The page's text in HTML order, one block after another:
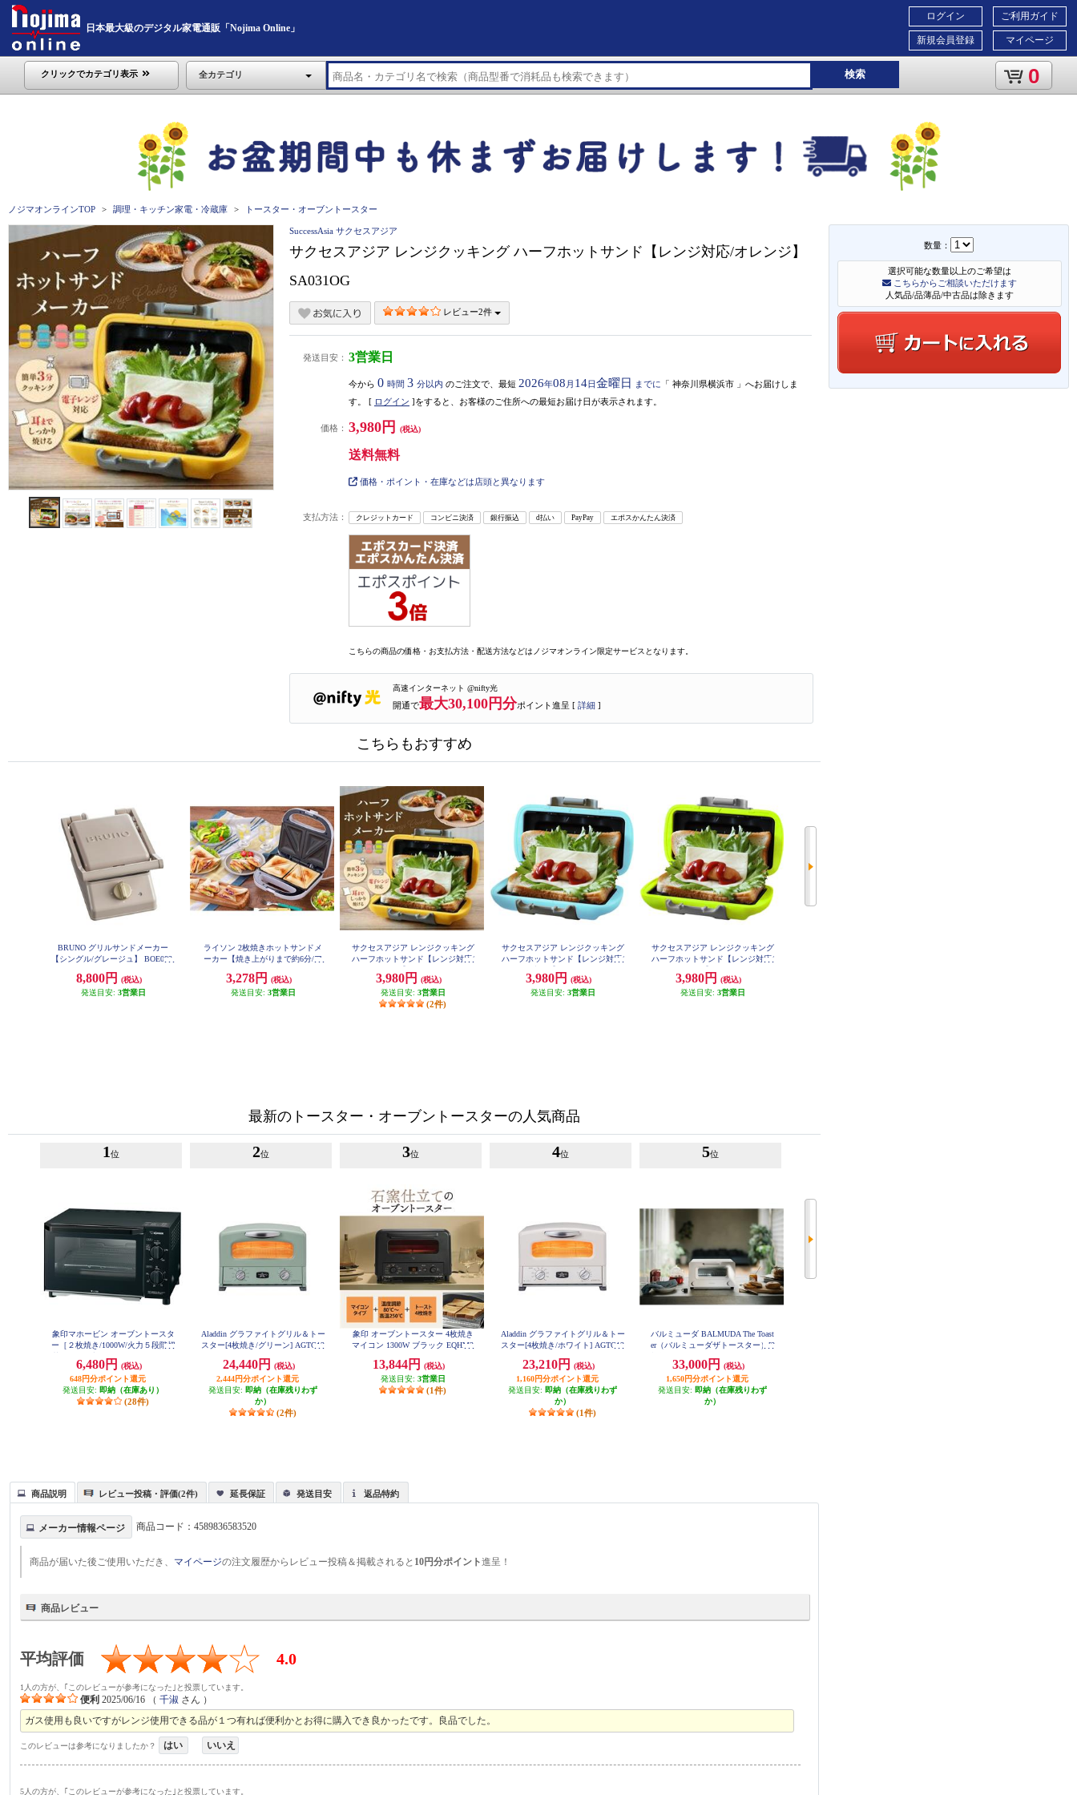
日本最大級のデジタル家電通販「Nojima Online」
ご利用ガイド
マイページ
ログイン
新規会員登録
クリックでカテゴリ表示 全カテゴリ 検索 0
ノジマオンラインTOP 調理・キッチン家電・冷蔵庫 トースター・オーブントースター
数量：
選択可能な数量以上のご希望は
こちらからご相談いただけます
人気品/品薄品/中古品は除きます
SuccessAsia サクセスアジア
サクセスアジア レンジクッキング ハーフホットサンド【レンジ対応/オレンジ】
SA031OG
レビュー2件
発送目安： 3営業日
今から 0 時間 3 分以内 のご注文で、最短 2026年08 月 14日金曜日 までに 「 神奈川県横浜市 」 へお届けしま
す。 [ ログイン ]をすると、お客様のご住所への最短お届け日が表示されます。
価格： 3,980円 (税込)
送料無料
価格・ポイント・在庫などは店頭と異なります
支払方法： クレジットカード コンビニ決済 銀行振込 d払い PayPay エポスかんたん決済
こちらの商品の価格・お支払方法・配送方法などはノジマオンライン限定サービスとなります。
高速インターネット @nifty光
開通で最大30,100円分ポイント進呈 [ 詳細 ]
こちらもおすすめ
BRUNO グリルサンドメーカー
【シングル/グレージュ】 BOE083-
8,800円
(税込)
発送目安: 3営業日
ライソン 2枚焼きホットサンドメ
ーカー【焼き上がりまで約6分/ア
納/お手入れ簡単】 KDHS022W
3,278円
(税込)
発送目安: 3営業日
サクセスアジア レンジクッキング
ハーフホットサンド【レンジ対応/
3,980円
(税込)
発送目安: 3営業日
(2件)
サクセスアジア レンジクッキング
ハーフホットサンド【レンジ対応/
3,980円
(税込)
発送目安: 3営業日
サクセスアジア レンジクッキング
ハーフホットサンド【レンジ対応/
3,980円
(税込)
発送目安: 3営業日
最新のトースター・オーブントースターの人気商品
1 位
象印マホービン オーブントースタ
ー［２枚焼き/1000W/火力５段階切
6,480円
(税込)
648円分ポイント還元
発送目安: 即納（在庫あり）
(28件)
2位
Aladdin グラファイトグリル＆トー
スター[4枚焼き/グリーン] AGTG13
24,440円
(税込)
2,444円分ポイント還元
発送目安: 即納（在庫残りわず
か）
(2件)
3位
象印 オーブントースター 4枚焼き
マイコン 1300W ブラック EQHM3
13,844円
(税込)
発送目安: 3営業日
(1件)
4位
Aladdin グラファイトグリル＆トー
スター[4枚焼き/ホワイト] AGTG13
23,210円
(税込)
1,160円分ポイント還元
発送目安: 即納（在庫残りわず
か）
(1件)
5位
バルミューダ BALMUDA The Toast
er（バルミューダザトースター）[2
200、230°C）/5ccカップ付/ホワイ
ト] K11A-WH
33,000円
(税込)
1,650円分ポイント還元
発送目安: 即納（在庫残りわず
か）
商品説明 レビュー投稿・評価(2件) 延長保証 発送目安 返品特約
メーカー情報ページ 商品コード：4589836583520
商品が届いた後ご使用いただき、 マイページの注文履歴からレビュー投稿＆掲載されると 10円分ポイント進呈！
商品レビュー
平均評価 4.0
1人の方が、｢このレビューが参考になった｣と投票しています。
便利 2025/06/16 （千淑 さん ）
ガス使用も良いですがレンジ使用できる品が１つ有れば便利かとお得に購入でき良かったです。良品でした。
このレビューは参考になりましたか？ はい いいえ
5人の方が、｢このレビューが参考になった｣と投票しています。